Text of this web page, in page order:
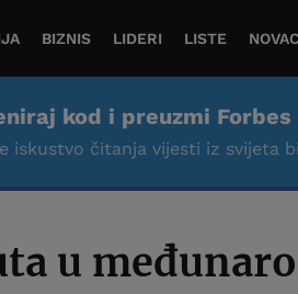
BIZNIS LIDERI LISTE NOVAC
kod i preuzmi
iskustvo čitanja vijesti iz svijeta
u